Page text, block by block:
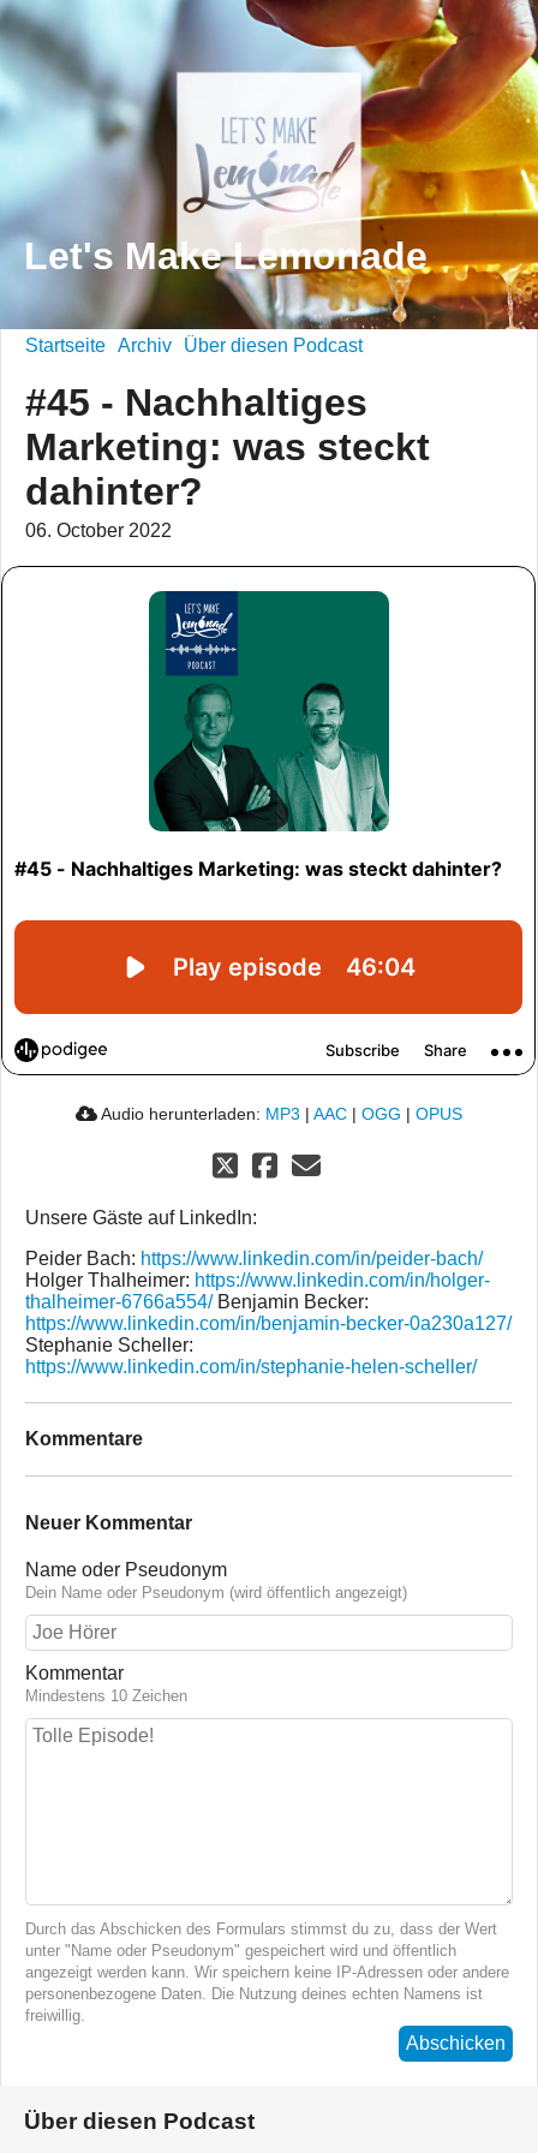
Let's Make Lemonade
Startseite Archiv Über diesen Podcast
#45 - Nachhaltiges
Marketing: was steckt
dahinter?
06. October 2022
Audio herunterladen: MP3 | AAC | OGG | OPUS
Unsere Gäste auf LinkedIn:
Peider Bach: https://www.linkedin.com/in/peider-bach/
Holger Thalheimer: https://www.linkedin.com/in/holger-
thalheimer-6766a554/Benjamin Becker:
https://www.linkedin.com/in/benjamin-becker-0a230a127/
Stephanie Scheller:
https://www.linkedin.com/in/stephanie-helen-scheller/
Kommentare
Neuer Kommentar
Name oder Pseudonym
Dein Name oder Pseudonym (wird öffentlich angezeigt)
Kommentar
Mindestens 10 Zeichen
Durch das Abschicken des Formulars stimmst du zu, dass der Wert
unter "Name oder Pseudonym" gespeichert wird und öffentlich
angezeigt werden kann. Wir speichern keine IP-Adressen oder andere
personenbezogene Daten. Die Nutzung deines echten Namens ist
freiwillig.
Abschicken
Über diesen Podcast